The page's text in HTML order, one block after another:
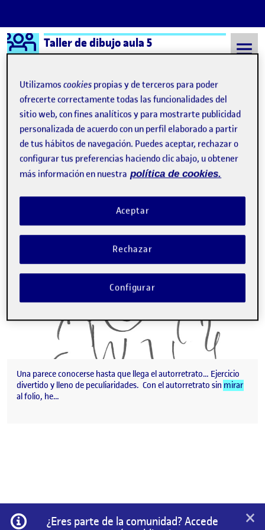
Saltar al contenido
Logo Ágora
Taller de dibujo aula 5
Semestre 20211 - Aula 5 mirar
mirar
La conciencia demirar(nos): El autorretrato
Publicado por
Bárbara García Pérez
Fecha de publicación20 septiembre, 2021 6:22 pm
4 comentarios
Una parece conocerse hasta que llega el autorretrato… Ejercicio
divertido y lleno de peculiaridades. Con el autorretrato sin mirar
al folio, he…
Información
¿Eres parte de la comunidad? Accede
×
Utilizamoscookies propias y de terceros para poder
ofrecerte correctamente todas las funcionalidades del
sitio web, con fines analíticos y para mostrarte publicidad
personalizada de acuerdo con un perfil elaborado a partir
de tus hábitos de navegación. Puedes aceptar, rechazar o
configurar tus preferencias haciendo clic abajo, u obtener
más información en nuestra política de cookies.
Rechazar
Aceptar
Configurar